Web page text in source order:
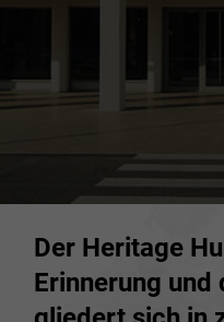
Der Heritage
Erinnerung und